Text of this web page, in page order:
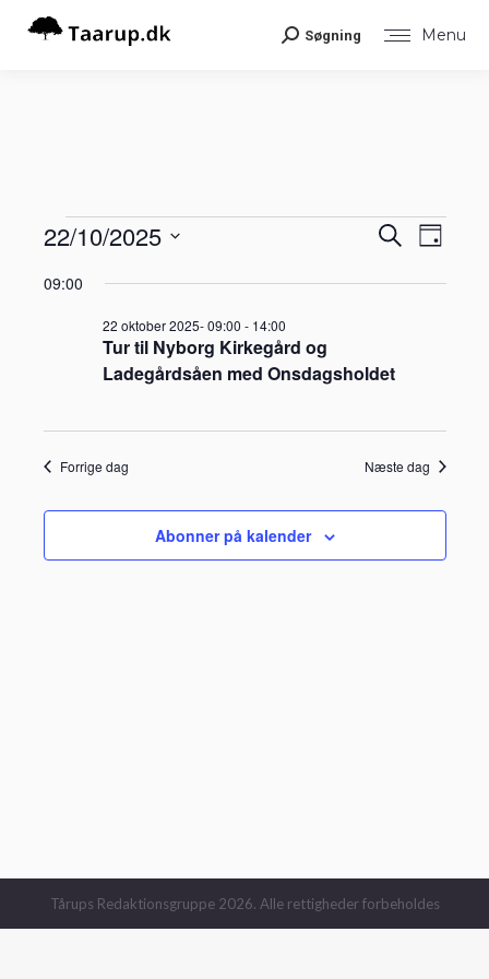
Menu
Search:
Søgning
Begivenheder
for
oktober
2025
Søg
efter
Dag
22/10/2025
09:00
Tur til Nyborg Kirkegård og
Ladegårdsåen med Onsdagsholdet
22 oktober 2025- 09:00 - 14:00
Forrige dag Næste dag
Abonner på kalender
Tårups Redaktionsgruppe 2026. Alle rettigheder forbeholdes